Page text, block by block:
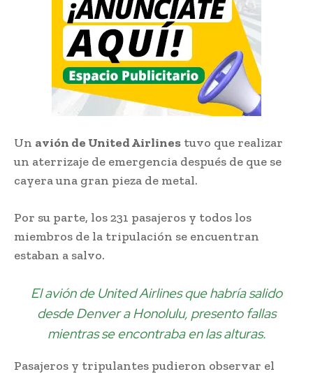
Un avión de United Airlines tuvo que realizar
un aterrizaje de emergencia después de que se
cayera una gran pieza de metal.
Por su parte, los 231 pasajeros y todos los
miembros de la tripulación se encuentran
estaban a salvo.
El avión de United Airlines que habría salido
desde Denver a Honolulu, presento fallas
mientras se encontraba en las alturas.
Pasajeros y tripulantes pudieron observar el